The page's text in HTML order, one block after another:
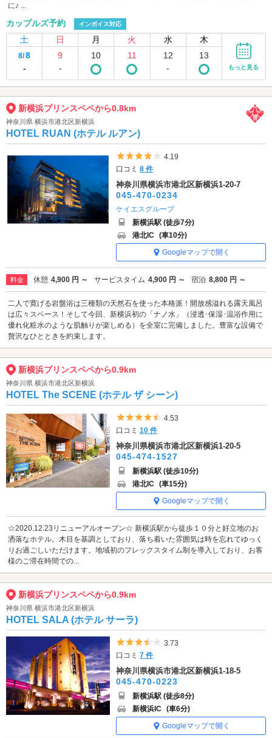
に♪ ...
カップルズ予約 インボイス対応
土 日 月 火 水 木
8/8
-
9
-
10 11
12
-
13
もっと見る
新横浜プリンスペペから0.8km
神奈川県 横浜市港北区新横浜
HOTEL RUAN (ホテル ルアン)
5つ星のうち4
4.19
口コミ8 件
神奈川県横浜市港北区新横浜1-20-7
045-470-0234
ケイエスグループ
新横浜駅 (徒歩7分)
港北IC (車10分)
Googleマップで開く
料金 休憩 4,900 円 ～ サービスタイム 4,900 円 ～ 宿泊 8,800 円 ～
二人で寛げる岩盤浴は三種類の天然石を使った本格派！開放感溢れる露天風呂
は広々スペース！そして今回、新横浜初の「ナノ水」（浸透･保湿･温浴作用に
優れ化粧水のような肌触りが楽しめる）を全室に完備しました。豊富な設備で
贅沢なひとときを約束します。
新横浜プリンスペペから0.9km
神奈川県 横浜市港北区新横浜
HOTEL The SCENE (ホテル ザ シーン)
5つ星のうち4.5
4.53
口コミ10 件
神奈川県横浜市港北区新横浜1-20-5
045-474-1527
新横浜駅 (徒歩10分)
港北IC (車15分)
Googleマップで開く
☆2020.12.23リニューアルオープン☆ 新横浜駅から徒歩１０分と好立地のお
洒落なホテル。木目を基調としており、落ち着いた雰囲気は時を忘れてゆっく
りお過ごしいただけます。地域初のフレックスタイム制を導入しており、お客
様のご滞在時間での...
新横浜プリンスペペから0.9km
神奈川県 横浜市港北区新横浜
HOTEL SALA (ホテル サーラ)
5つ星のうち3.5
3.73
口コミ7 件
神奈川県横浜市港北区新横浜1-18-5
045-470-0223
新横浜駅 (徒歩8分)
新横浜IC (車6分)
Googleマップで開く